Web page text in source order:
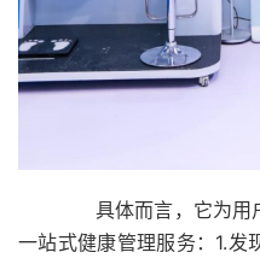
具体而言，它为用
一站式健康管理服务：1.发